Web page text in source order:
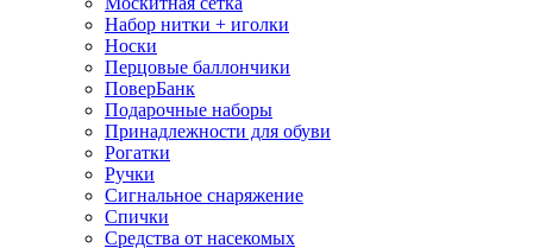
Набор нитки + иголки
Носки
Перцовые баллончики
ПоверБанк
Подарочные наборы
Принадлежности для обуви
Рогатки
Ручки
Сигнальное снаряжение
Спички
Средства от насекомых